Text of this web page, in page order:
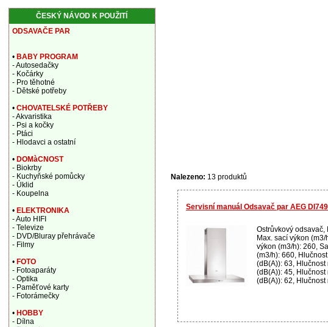
Nalezeno: 13 produktů
Servisní manuál Odsavač par AEG
Ostrůvkový odsavač,
Max. sací výkon
výkon (m3/h): 260,
(m3/h): 660,
(dB(A)): 63, Hlučnost
(dB(A)): 45,
(dB(A)): 62,
ČESKÝ NÁVOD K POUŽITÍ
ODSAVAČE PAR
• BABY PROGRAM
- Autosedačky
- Kočárky
- Pro těhotné
- Dětské potřeby
• CHOVATELSKÉ POTŘEBY
- Akvaristika
- Psi a kočky
- Ptáci
- Hlodavci a ostatní
• DOMàCNOST
- Biokrby
- Kuchyňské pomůcky
- Úklid
- Koupelna
• ELEKTRONIKA
- Auto HIFI
- Televize
- DVD/Bluray přehrávače
- Filmy
• FOTO
- Fotoaparáty
- Optika
- Paměťové karty
- Fotorámečky
• HOBBY
- Dílna